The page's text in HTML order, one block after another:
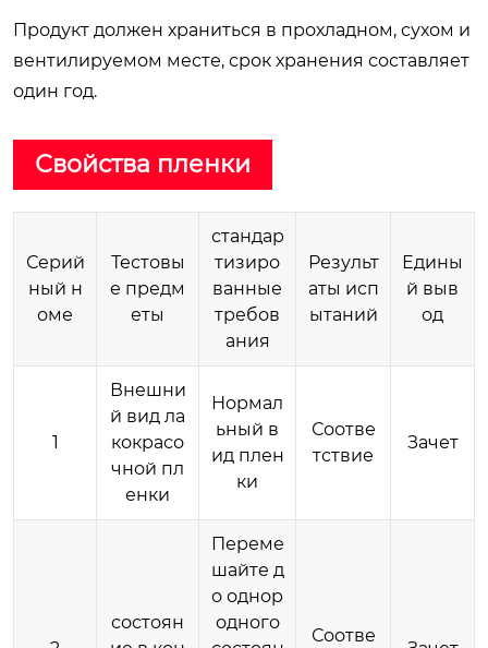
Продукт должен храниться в прохладном, сухом и
вентилируемом месте, срок хранения составляет
один год.
Свойства пленки
Серий
ный н
оме
Тестовы
е предм
еты
стандар
тизиро
ванные
требов
ания
Результ
аты исп
ытаний
Едины
й выв
од
1
Внешни
й вид ла
кокрасо
чной пл
енки
Нормал
ьный в
ид плен
ки
Соотве
тствие
Зачет
состоян
Переме
шайте д
о однор
одного
Соотве